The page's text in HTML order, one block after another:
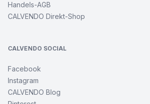
Handels-AGB
CALVENDO Direkt-Shop
CALVENDO SOCIAL
Facebook
Instagram
CALVENDO Blog